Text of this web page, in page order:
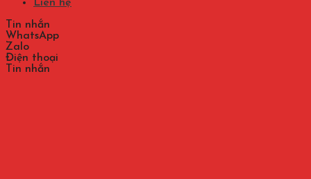
Liên hệ
Tin nhắn
WhatsApp
Zalo
Điện thoại
Tin nhắn